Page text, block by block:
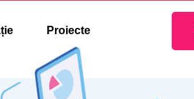
Proiecte